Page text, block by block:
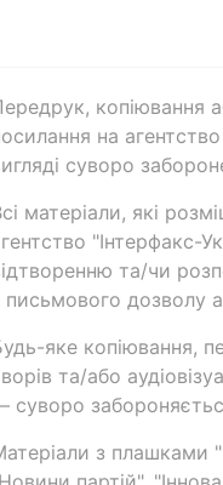
копіювання
на
суворо
матеріали, які
"Інтерфакс-
та/чи
письмового дозволу
яке копіювання,
та/або
суворо
з плашками